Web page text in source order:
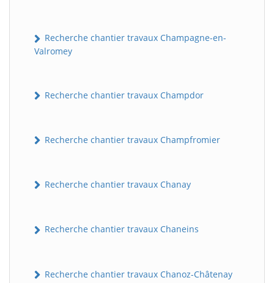
Recherche chantier travaux Champagne-en-
Valromey
Recherche chantier travaux Champdor
Recherche chantier travaux Champfromier
Recherche chantier travaux Chanay
Recherche chantier travaux Chaneins
Recherche chantier travaux Chanoz-Châtenay